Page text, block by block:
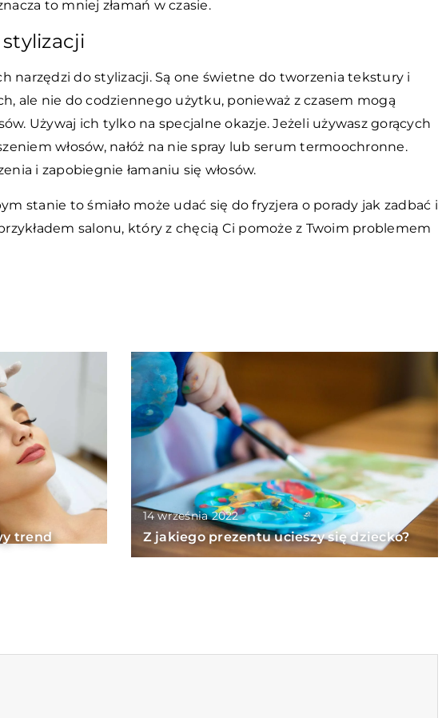
to mniej złamań w czasie.
narzędzi do stylizacji. Są one świetne do tworzenia tekstury i
ale nie do codziennego użytku, ponieważ z czasem mogą
Używaj ich tylko na specjalne okazje. Jeżeli używasz gorących
włosów, nałóż na nie spray lub serum termoochronne.
i zapobiegnie łamaniu się włosów.
stanie to śmiało może udać się do fryzjera o porady jak zadbać i
salonu, który z chęcią Ci pomoże z Twoim problemem
trend
14 września 2022
Z jakiego prezentu ucieszy się dziecko?